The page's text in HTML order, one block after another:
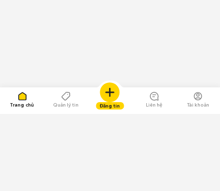
Trang chủ Quản lý tin Đăng tin Liên hệ Tài khoản